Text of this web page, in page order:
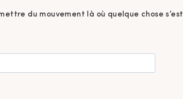
du mouvement là où quelque chose s’est